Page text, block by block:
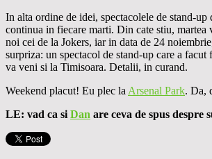
In alta ordine de idei, spectacolele de stand-
continua in fiecare marti. Din cate stiu,
noi cei de la Jokers, iar in data de 24
surpriza: un spectacol de stand-up care a
va veni si la Timisoara. Detalii, in curand.
Weekend placut! Eu plec la Arsenal Park. Da,
LE: vad ca si Dan are ceva de spus despre